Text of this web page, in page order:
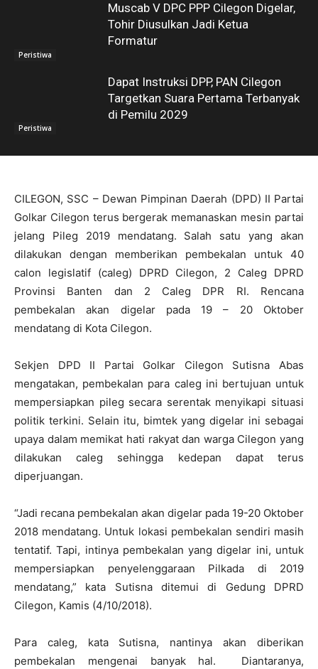
Peristiwa
Muscab V DPC PPP Cilegon Digelar,
Tohir Diusulkan Jadi Ketua
Formatur
Peristiwa
Dapat Instruksi DPP, PAN Cilegon
Targetkan Suara Pertama Terbanyak
di Pemilu 2029
CILEGON, SSC – Dewan Pimpinan Daerah (DPD) II Partai
Golkar Cilegon terus bergerak memanaskan mesin partai
jelang Pileg 2019 mendatang. Salah satu yang akan
dilakukan dengan memberikan pembekalan untuk 40
calon legislatif (caleg) DPRD Cilegon, 2 Caleg DPRD
Provinsi Banten dan 2 Caleg DPR RI. Rencana
pembekalan akan digelar pada 19 – 20 Oktober
mendatang di Kota Cilegon.
Sekjen DPD II Partai Golkar Cilegon Sutisna Abas
mengatakan, pembekalan para caleg ini bertujuan untuk
mempersiapkan pileg secara serentak menyikapi situasi
politik terkini. Selain itu, bimtek yang digelar ini sebagai
upaya dalam memikat hati rakyat dan warga Cilegon yang
dilakukan caleg sehingga kedepan dapat terus
diperjuangan.
“Jadi recana pembekalan akan digelar pada 19-20 Oktober
2018 mendatang. Untuk lokasi pembekalan sendiri masih
tentatif. Tapi, intinya pembekalan yang digelar ini, untuk
mempersiapkan penyelenggaraan Pilkada di 2019
mendatang,” kata Sutisna ditemui di Gedung DPRD
Cilegon, Kamis (4/10/2018).
Para caleg, kata Sutisna, nantinya akan diberikan
pembekalan mengenai banyak hal. Diantaranya,